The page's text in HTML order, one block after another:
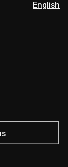
English